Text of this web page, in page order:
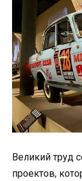
Великий труд
проектов,